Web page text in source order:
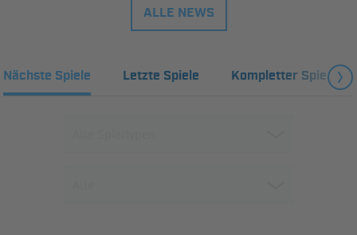
ALLE NEWS
Nächste Spiele Letzte Spiele Kompletter Spielplan